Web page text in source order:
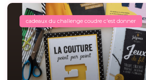
cadeaux du challenge coudre c'est donner